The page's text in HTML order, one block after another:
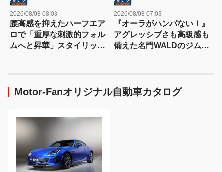
2026/08/08 08:03
腰高感を抑えたハーフエア
ロで「重厚な刺激的フォル
ムへと昇華」スタイリッシ
2026/08/08 07:03
『オーラがハンパない！』
アグレッシブさも高級感も
備えた名門WALDのジムニ
Motor-Fanオリジナル自動車カタログ